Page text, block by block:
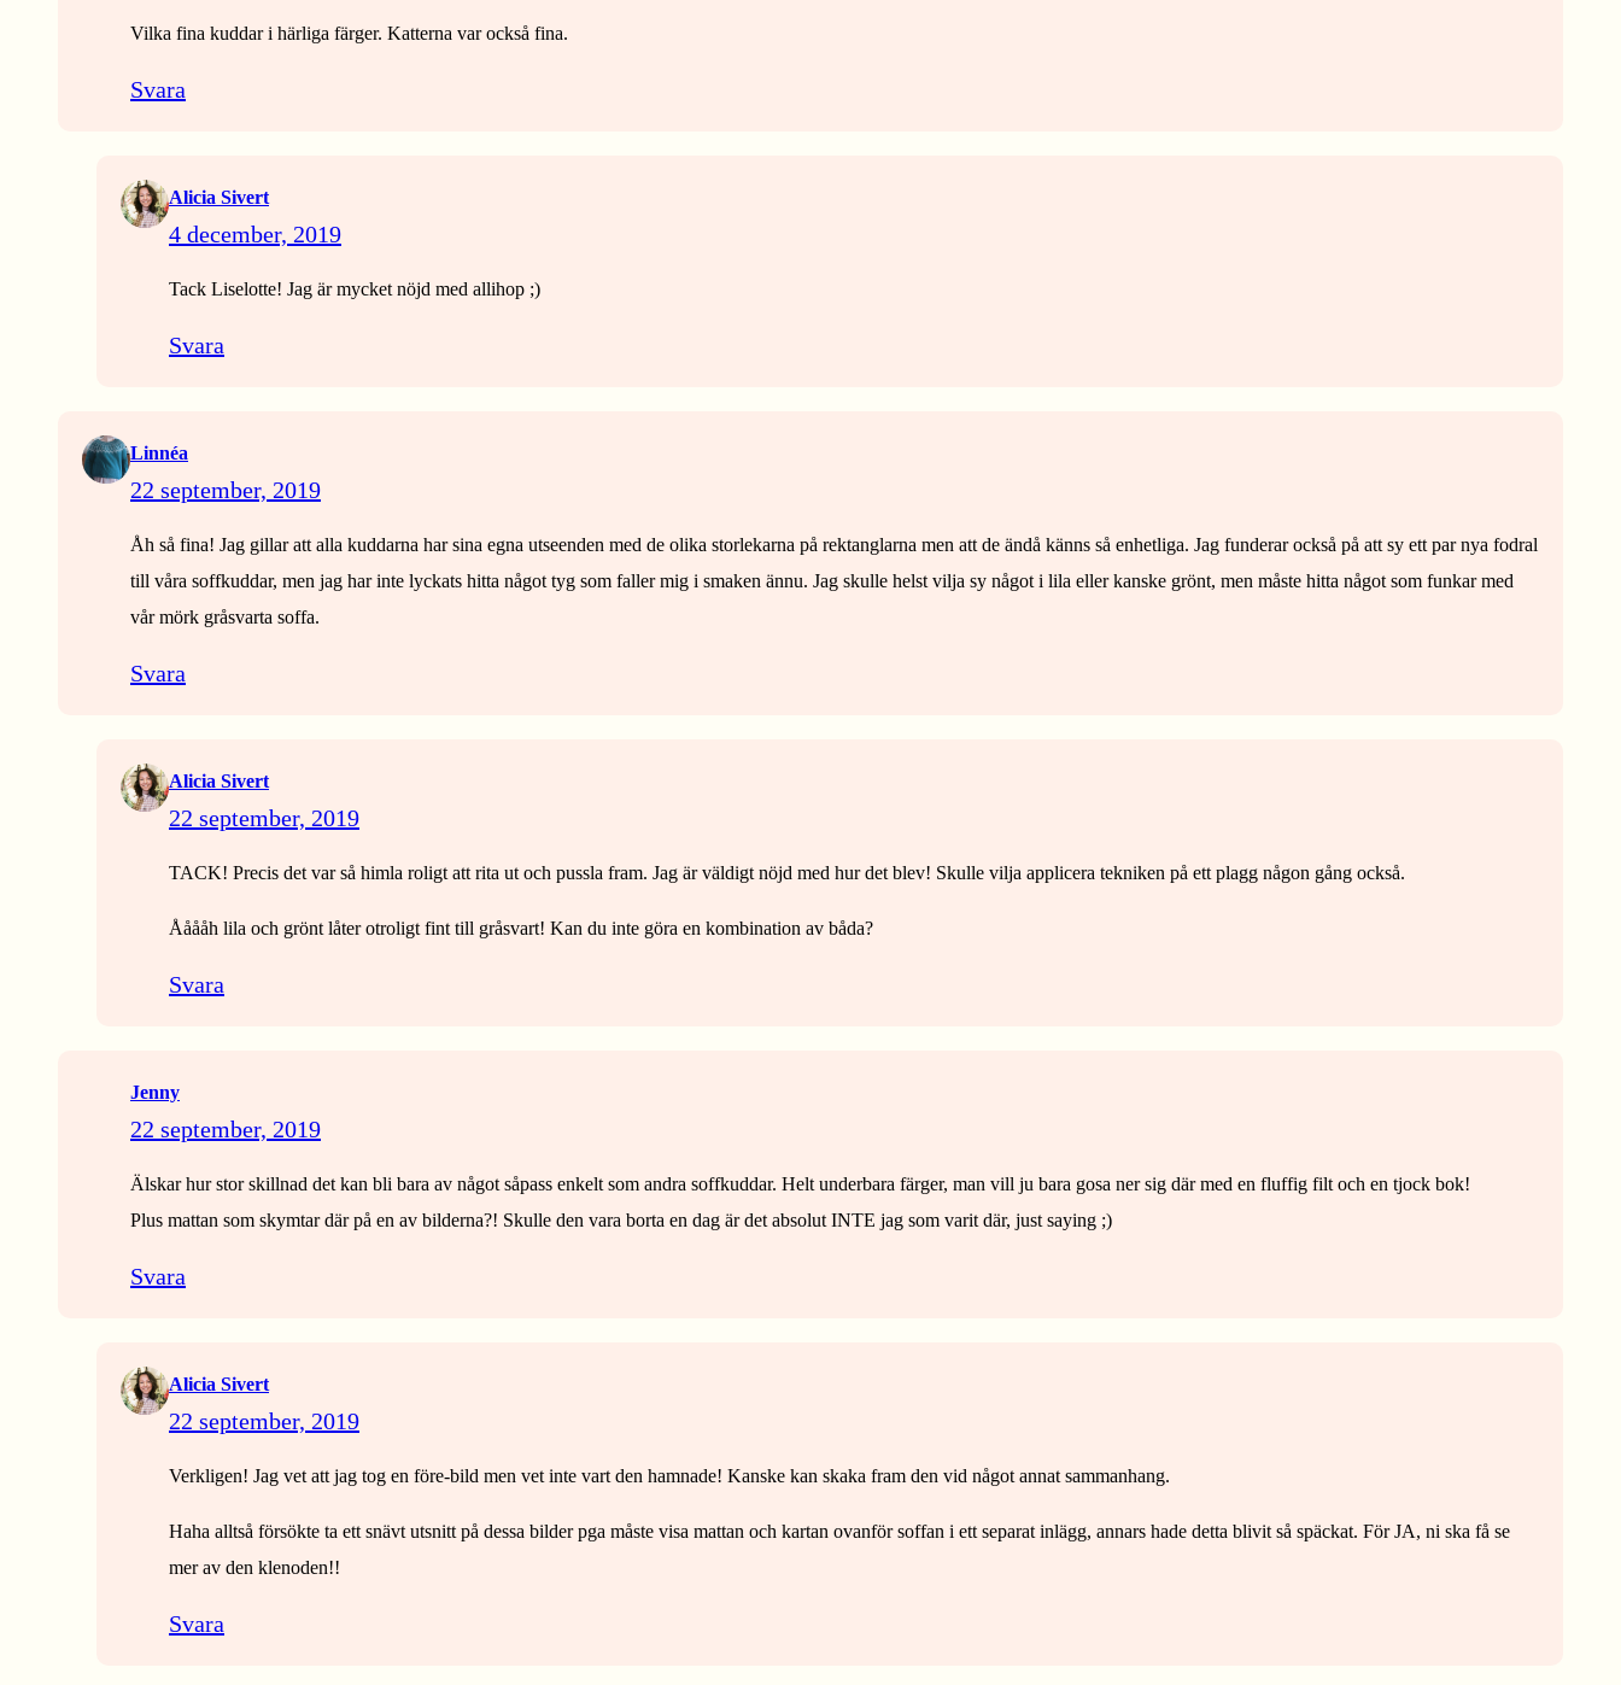
Vilka fina kuddar i härliga färger. Katterna var också fina.
Svara
Alicia Sivert
4 december, 2019
Tack Liselotte! Jag är mycket nöjd med allihop ;)
Svara
Linnéa
22 september, 2019
Åh så fina! Jag gillar att alla kuddarna har sina egna utseenden med de olika storlekarna på rektanglarna men att de ändå känns så enhetliga. Jag funderar också på att sy ett par nya fodral
till våra soffkuddar, men jag har inte lyckats hitta något tyg som faller mig i smaken ännu. Jag skulle helst vilja sy något i lila eller kanske grönt, men måste hitta något som funkar med
vår mörk gråsvarta soffa.
Svara
Alicia Sivert
22 september, 2019
TACK! Precis det var så himla roligt att rita ut och pussla fram. Jag är väldigt nöjd med hur det blev! Skulle vilja applicera tekniken på ett plagg någon gång också.
Ååååh lila och grönt låter otroligt fint till gråsvart! Kan du inte göra en kombination av båda?
Svara
Jenny
22 september, 2019
Älskar hur stor skillnad det kan bli bara av något såpass enkelt som andra soffkuddar. Helt underbara färger, man vill ju bara gosa ner sig där med en fluffig filt och en tjock bok!
Plus mattan som skymtar där på en av bilderna?! Skulle den vara borta en dag är det absolut INTE jag som varit där, just saying ;)
Svara
Alicia Sivert
22 september, 2019
Verkligen! Jag vet att jag tog en före-bild men vet inte vart den hamnade! Kanske kan skaka fram den vid något annat sammanhang.
Haha alltså försökte ta ett snävt utsnitt på dessa bilder pga måste visa mattan och kartan ovanför soffan i ett separat inlägg, annars hade detta blivit så späckat. För JA, ni ska få se
mer av den klenoden!!
Svara